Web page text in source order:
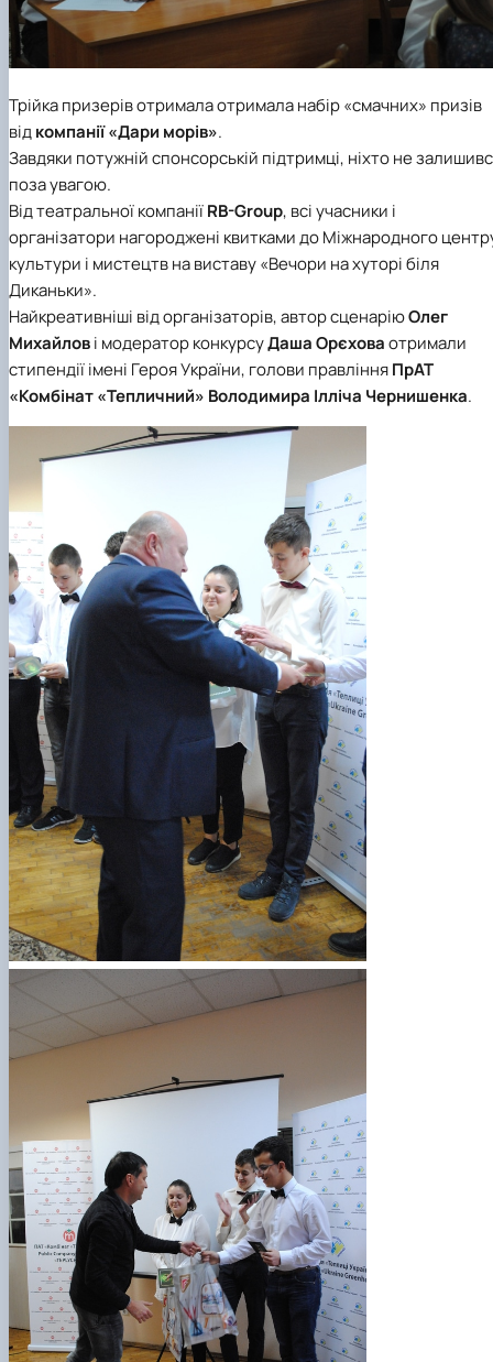
Трійка призерів отримала отримала набір «смачних» призів
відкомпанії «Дари морів».
Завдяки потужній спонсорській підтримці, ніхто не
поза увагою.
Від театральної компаніїRB-Group, всі учасники і
організатори нагороджені квитками до Міжнародного
культури і мистецтв на виставу «Вечори на хуторі біля
Диканьки».
Найкреативніші від організаторів, автор сценаріюОлег
Михайлові модератор конкурсуДаша Орєховаотримали
стипендії імені Героя України, голови правлінняПрАТ
«Комбінат «Тепличний» Володимира Ілліча Чернишенка.